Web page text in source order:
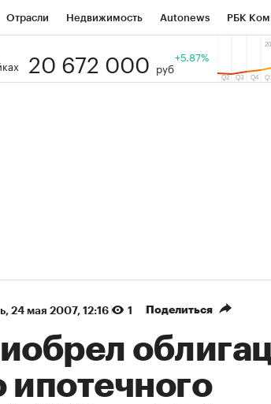
Отрасли Недвижимость Autonews РБК
Тренды
20 672 000 руб
+5.87%
⁠, 24 мая 2007, 12:16 1 Поделиться
ипотечного